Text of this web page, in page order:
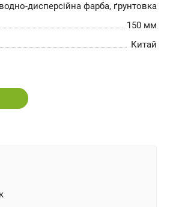
водно-дисперсійна фарба, ґрунтовка
150 мм
Китай